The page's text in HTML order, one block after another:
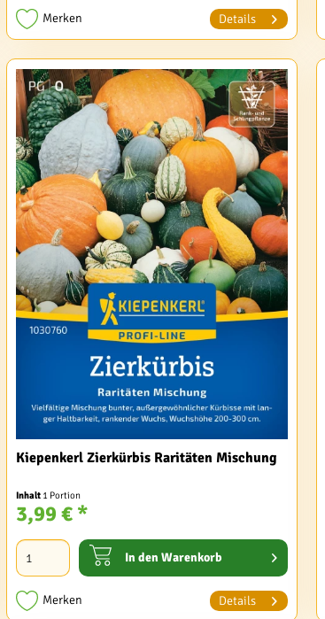
Merken Details
Kiepenkerl Zierkürbis Raritäten Mischung
Inhalt 1 Portion
3,99 € *
In den Warenkorb
Merken Details